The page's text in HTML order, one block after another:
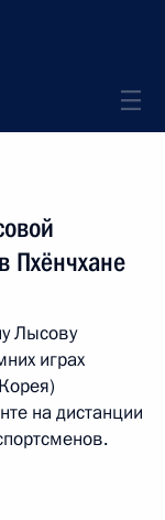
Пхёнчхане
Лысову
играх
на дистанции